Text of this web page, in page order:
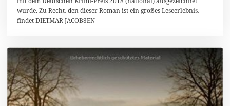
0
1
wurde. Zu Recht, den dieser Roman ist ein großes Leseerlebnis,
findet DIETMAR JACOBSEN